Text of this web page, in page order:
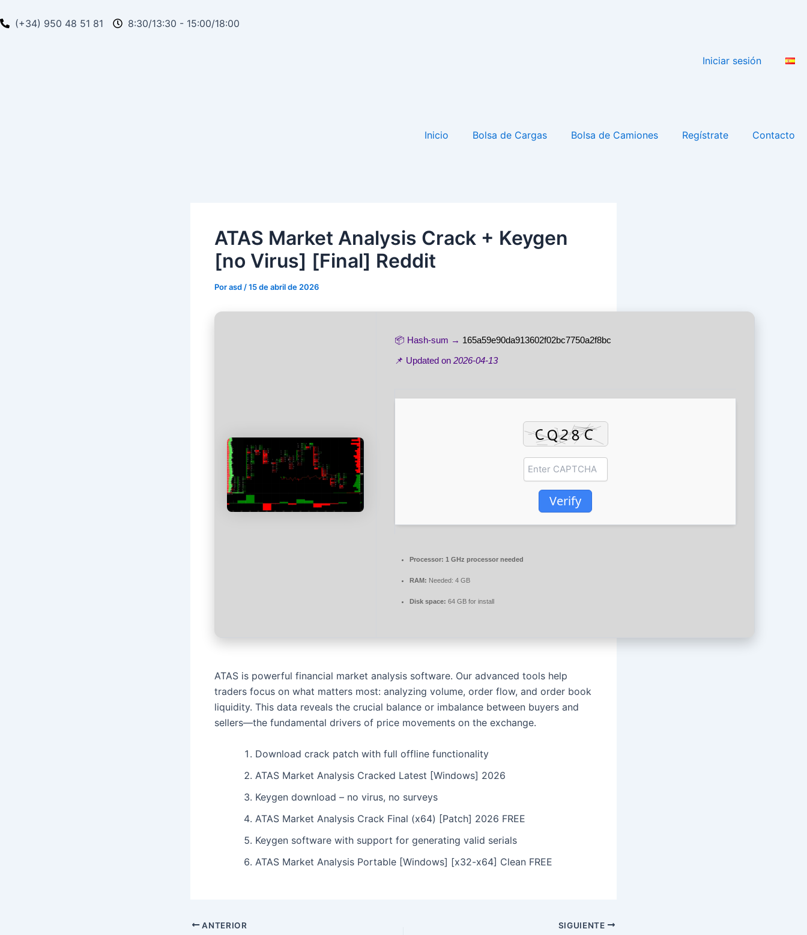
al
(+34) 950 48 51 81 8:30/13:30 - 15:00/18:00
Iniciar sesión
Inicio Bolsa de Cargas Bolsa de Camiones Regístrate Contacto
ATAS Market Analysis Crack + Keygen
[no Virus] [Final] Reddit
Porasd /15 de abril de 2026
📦 Hash-sum → 165a59e90da913602f02bc7750a2f8bc
📌 Updated on 2026-04-13
Verify
Processor: 1 GHz processor needed
RAM: Needed: 4 GB
Disk space: 64 GB for install
ATAS is powerful financial market analysis software. Our advanced tools help
traders focus on what matters most: analyzing volume, order flow, and order book
liquidity. This data reveals the crucial balance or imbalance between buyers and
sellers—the fundamental drivers of price movements on the exchange.
Download crack patch with full offline functionality
ATAS Market Analysis Cracked Latest [Windows] 2026
Keygen download – no virus, no surveys
ATAS Market Analysis Crack Final (x64) [Patch] 2026 FREE
Keygen software with support for generating valid serials
ATAS Market Analysis Portable [Windows] [x32-x64] Clean FREE
de
ANTERIOR SIGUIENTE